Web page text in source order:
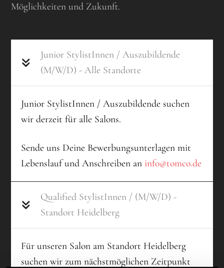
Möglichkeiten und Zukunft.
Junior StylistInnen / Auszubildende
(M/W/D) - Alle Standorte
Junior StylistInnen / Auszubildende suchen
wir derzeit für alle Salons.
Sende uns Deine Bewerbungsunterlagen mit
Lebenslauf und Anschreiben an info@tomco.de
Qualified StylistInnen / (M/W/D) -
Standort Heidelberg
Für unseren Salon am Standort Heidelberg
suchen wir zum nächstmöglichen Zeitpunkt